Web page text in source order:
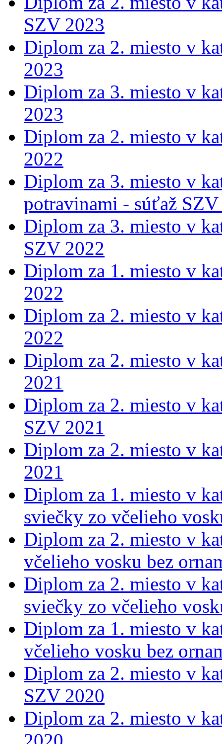
SZV 2023
Diplom za 2. miesto v
2023
Diplom za 3. miesto v
2023
Diplom za 2. miesto v
2022
Diplom za 3. miesto v
potravinami - súťaž
Diplom za 3. miesto v
SZV 2022
Diplom za 1. miesto v
2022
Diplom za 2. miesto v
2022
Diplom za 2. miesto v
2021
Diplom za 2. miesto v
SZV 2021
Diplom za 2. miesto v
2021
Diplom za 1. miesto v
sviečky zo včelieho
Diplom za 2. miesto v
včelieho vosku bez
Diplom za 2. miesto v
sviečky zo včelieho
Diplom za 1. miesto v
včelieho vosku bez
Diplom za 2. miesto v
SZV 2020
Diplom za 2. miesto v